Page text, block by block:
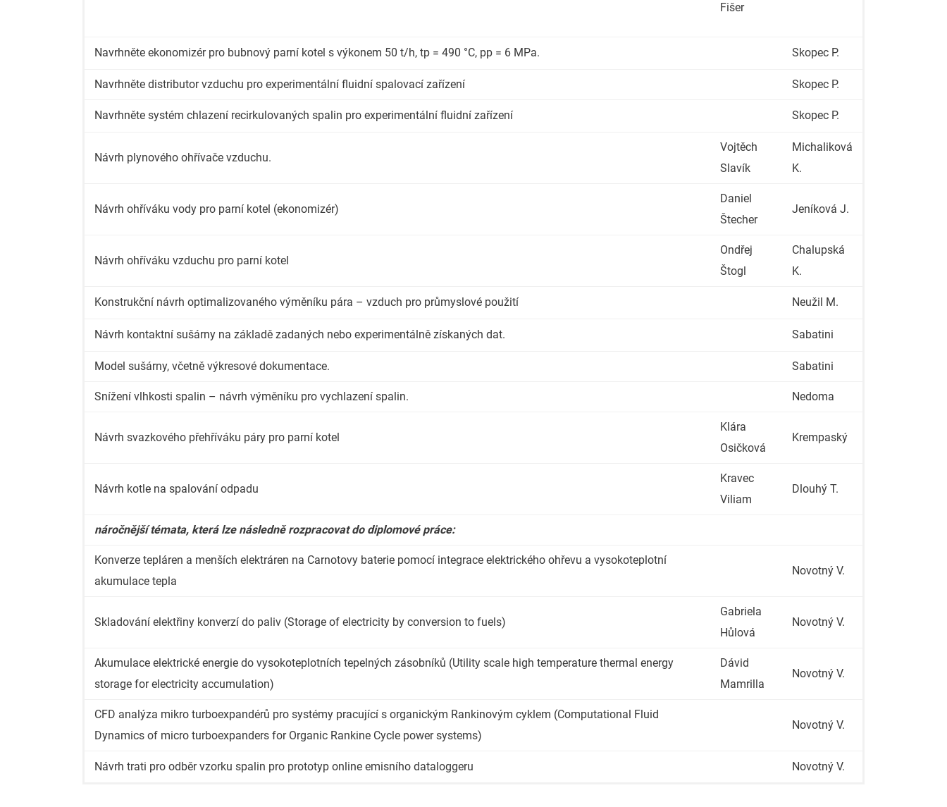
Fišer
Navrhněte ekonomizér pro bubnový parní kotel s výkonem 50 t/h, tp = 490 °C, pp = 6 MPa. Skopec P.
Navrhněte distributor vzduchu pro experimentální fluidní spalovací zařízení Skopec P.
Navrhněte systém chlazení recirkulovaných spalin pro experimentální fluidní zařízení Skopec P.
Návrh plynového ohřívače vzduchu.
Vojtěch
Slavík
Michaliková
K.
Návrh ohříváku vody pro parní kotel (ekonomizér)
Daniel
Štecher
Jeníková J.
Návrh ohříváku vzduchu pro parní kotel
Ondřej
Štogl
Chalupská
K.
Konstrukční návrh optimalizovaného výměníku pára – vzduch pro průmyslové použití Neužil M.
Návrh kontaktní sušárny na základě zadaných nebo experimentálně získaných dat. Sabatini
Model sušárny, včetně výkresové dokumentace. Sabatini
Snížení vlhkosti spalin – návrh výměníku pro vychlazení spalin. Nedoma
Návrh svazkového přehříváku páry pro parní kotel
Klára
Osičková
Krempaský
Návrh kotle na spalování odpadu
Kravec
Viliam
Dlouhý T.
náročnější témata, která lze následně rozpracovat do diplomové práce:
Konverze tepláren a menších elektráren na Carnotovy baterie pomocí integrace elektrického ohřevu a vysokoteplotní
akumulace tepla
Novotný V.
Skladování elektřiny konverzí do paliv (Storage of electricity by conversion to fuels)
Gabriela
Hůlová
Novotný V.
Akumulace elektrické energie do vysokoteplotních tepelných zásobníků (Utility scale high temperature thermal energy
storage for electricity accumulation)
Dávid
Mamrilla
Novotný V.
CFD analýza mikro turboexpandérů pro systémy pracující s organickým Rankinovým cyklem (Computational Fluid
Dynamics of micro turboexpanders for Organic Rankine Cycle power systems)
Novotný V.
Návrh trati pro odběr vzorku spalin pro prototyp online emisního dataloggeru Novotný V.